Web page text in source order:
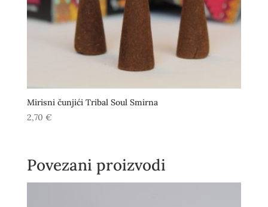
Mirisni čunjići Tribal Soul Smirna
2,70 €
Povezani proizvodi